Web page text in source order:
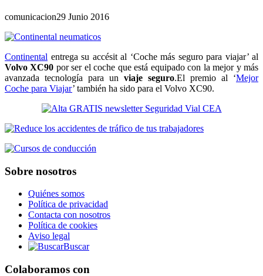
comunicacion29 Junio 2016
Continental entrega su accésit al ‘Coche más seguro para viajar’ al
Volvo XC90 por ser el coche que está equipado con la mejor y más
avanzada tecnología para un viaje seguro.El premio al ‘Mejor
Coche para Viajar’ también ha sido para el Volvo XC90.
Sobre nosotros
Quiénes somos
Política de privacidad
Contacta con nosotros
Política de cookies
Aviso legal
Buscar
Colaboramos con